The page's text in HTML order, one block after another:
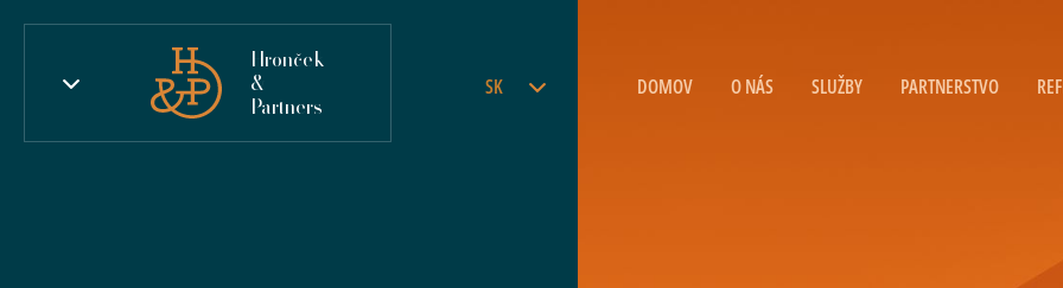
Hronček
&
Partners
SK DOMOV O NÁS SLUŽBY PARTNERSTVO